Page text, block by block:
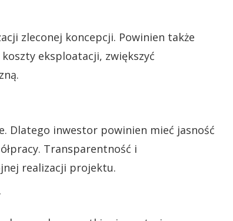
zleconej koncepcji. Powinien także
eksploatacji, zwiększyć
Dlatego inwestor powinien mieć jasność
Transparentność i
realizacji projektu.